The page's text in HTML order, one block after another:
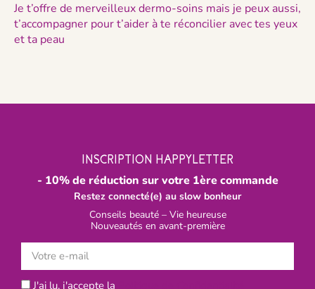
Je t’offre de merveilleux dermo-soins mais je peux aussi,
t’accompagner pour t’aider à te réconcilier avec tes yeux
et ta peau
INSCRIPTION HAPPYLETTER
- 10% de réduction sur votre 1ère commande
Restez connecté(e) au slow bonheur
Conseils beauté – Vie heureuse
Nouveautés en avant-première
J'ai lu, j'accepte la